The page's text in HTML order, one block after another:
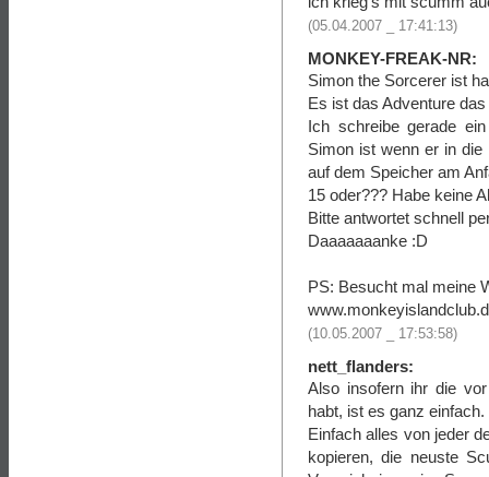
(05.04.2007 _ 17:41:13)
MONKEY-FREAK-NR:
Simon the Sorcerer ist
Es ist das Adventure
Ich schreibe gerade
Simon ist wenn er in
auf dem Speicher am
15 oder??? Habe keine
Bitte antwortet schnell
Daaaaaaanke :D
PS: Besucht mal meine
(10.05.2007 _ 17:53:58)
nett_flanders:
Also insofern ihr die
habt, ist es ganz einfach.
Einfach alles von jeder
kopieren, die neuste